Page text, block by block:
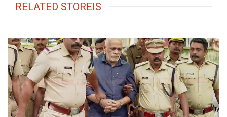
RELATED STOREIS